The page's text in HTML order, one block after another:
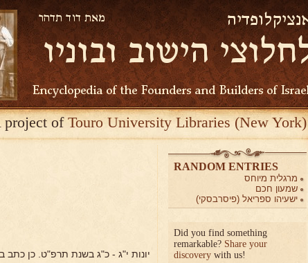
project ofTouro University Libraries (New York)
יונות י"ג - כ"ג בשנת תרפ"ט. כן כתב
RANDOM ENTRIES
מרגלית מיוחס
שמעון חכם
ישעיהו ספריאל (פיסרבסקי)
Did you find something
remarkable? Share your
discovery with us!